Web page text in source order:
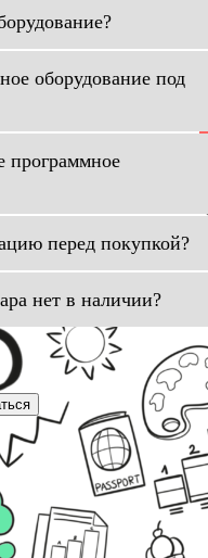
оборудование под
программное
перед покупкой?
нет в наличии?